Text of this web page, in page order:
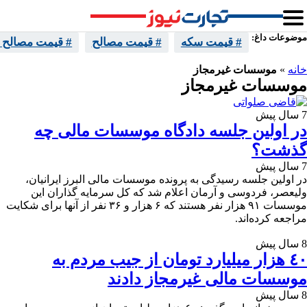
موضوعات داغ: # قیمت سکه # قیمت مصالح # قیمت مصالح
خانه » موسسات غیرمجاز
موسسات غیرمجاز
7 سال پیش
در اولین جلسه دادگاه موسسات مالی چه
گذشت؟
7 سال پیش
در اولین جلسه رسیدگی به پرونده موسسات مالی البرز ایرانیان،
ولیعصر، فردوسی و آرمان اعلام شد که کل سرمایه گذاران این
موسسات ۹۱ هزار نفر هستند که ۶ هزار و ۳۶ نفر از آنها برای شکایت
مراجعه کرده‌اند.
8 سال پیش
٤٠ هزار میلیارد تومان از جیب مردم به
موسسات مالی غیرمجاز دادند
8 سال پیش